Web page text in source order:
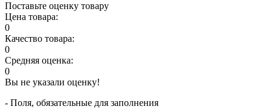
Поставьте оценку товару
Цена товара:
0
Качество товара:
0
Средняя оценка:
0
Вы не указали оценку!
- Поля, обязательные для заполнения